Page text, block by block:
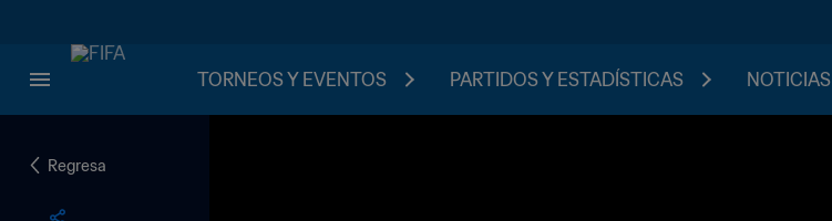
TORNEOS Y EVENTOS PARTIDOS Y ESTADÍSTICAS NOTICIAS
Regresa